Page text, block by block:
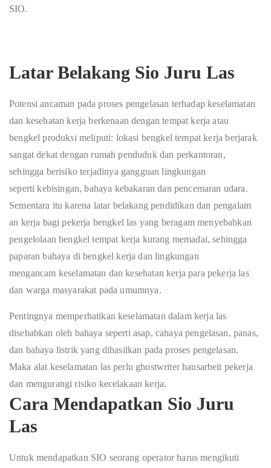
SIO.
Latar Belakang Sio Juru Las
Potensi ancaman pada proses pengelasan terhadap keselamatan
dan kesehatan kerja berkenaan dengan tempat kerja atau
bengkel produksi meliputi: lokasi bengkel tempat kerja berjarak
sangat dekat dengan rumah penduduk dan perkantoran,
sehingga berisiko terjadinya gangguan lingkungan
sepertikebisingan, bahaya kebakaran dan pencemaran udara.
Sementara itu karena latar belakang pendidikan dan pengalam
an kerja bagi pekerja bengkel las yang beragam menyebabkan
pengelolaan bengkel tempat kerja kurang memadai,sehingga
paparan bahaya di bengkel kerja dan lingkungan
mengancam keselamatan dan kesehatan kerja para pekerja las
dan warga masyarakat padaumumnya.
Pentingnya memperhatikan keselamatan dalam kerja las
disebabkan oleh bahaya seperti asap, cahaya pengelasan, panas,
dan bahaya listrik yang dihasilkan pada proses pengelasan.
Maka alat keselamatan las perlu ghostwriter hausarbeit pekerja
dan mengurangi risiko kecelakaan kerja.
Cara Mendapatkan Sio Juru
Las
Untuk mendapatkan SIO seorang operator harus mengikuti